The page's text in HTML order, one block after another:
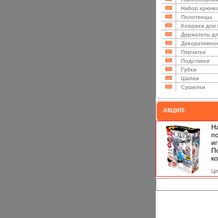
Набор
Полотенцы
Коврики для
Держатель
Перчатки
Подставки
Губки
Шапки
Сушилки
АКЦИЯ: